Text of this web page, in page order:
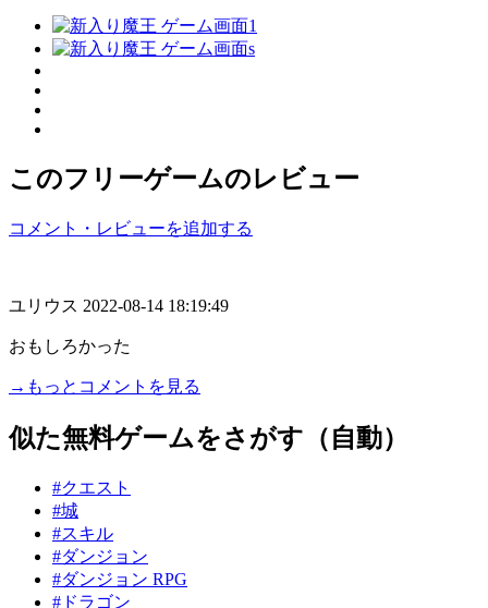
このフリーゲームのレビュー
コメント・レビューを追加する
ユリウス 2022-08-14 18:19:49
おもしろかった
→もっとコメントを見る
似た無料ゲームをさがす（自動）
#クエスト
#城
#スキル
#ダンジョン
#ダンジョン RPG
#ドラゴン